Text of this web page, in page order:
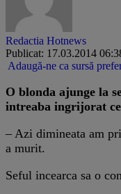
Redactia Hotnews
Publicat: 17.03.2014
Adaugă-ne ca sursă
O blonda ajunge la
intreaba ingrijorat
– Azi dimineata am
a murit.
Seful incearca sa o